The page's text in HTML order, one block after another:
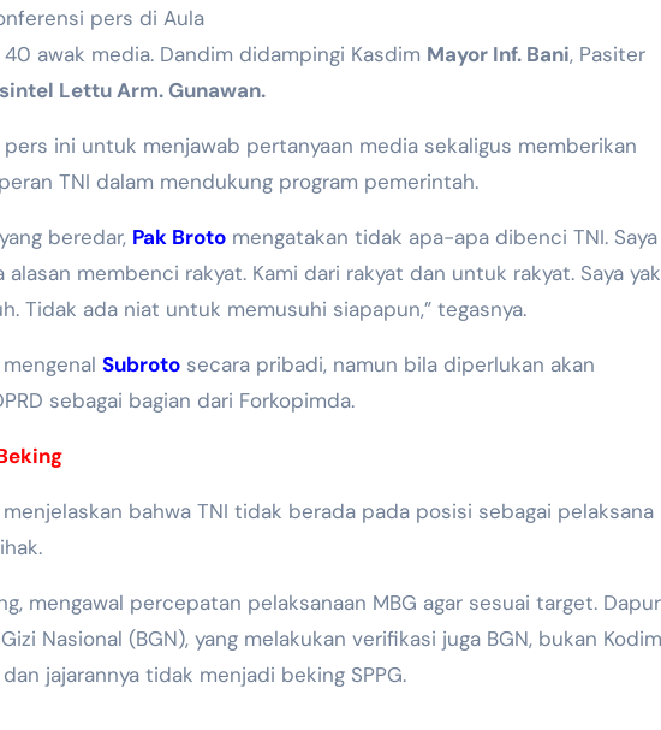
pers di Aula
awak media. Dandim didampingi Kasdim Mayor Inf. Bani, Pasiter
Lettu Arm. Gunawan.
ini untuk menjawab pertanyaan media sekaligus memberikan
TNI dalam mendukung program pemerintah.
beredar, Pak Broto mengatakan tidak apa-apa dibenci TNI. Saya
membenci rakyat. Kami dari rakyat dan untuk rakyat. Saya
Tidak ada niat untuk memusuhi siapapun,” tegasnya.
Subroto secara pribadi, namun bila diperlukan akan
sebagai bagian dari Forkopimda.
bahwa TNI tidak berada pada posisi sebagai pelaksana
mengawal percepatan pelaksanaan MBG agar sesuai target. Dapur
Nasional (BGN), yang melakukan verifikasi juga BGN, bukan
jajarannya tidak menjadi beking SPPG.